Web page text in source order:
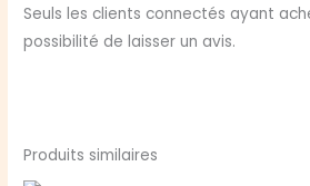
Seuls les clients connectés ayant
possibilité de laisser un avis.
Produits similaires